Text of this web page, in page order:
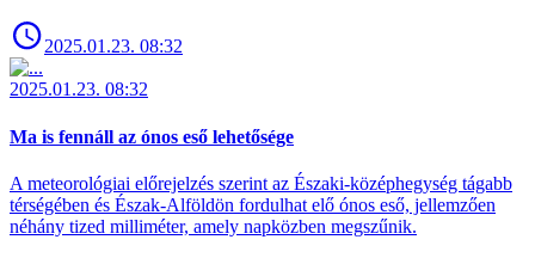
2025.01.23. 08:32
2025.01.23. 08:32
Ma is fennáll az ónos eső lehetősége
A meteorológiai előrejelzés szerint az Északi-középhegység tágabb
térségében és Észak-Alföldön fordulhat elő ónos eső, jellemzően
néhány tized milliméter, amely napközben megszűnik.